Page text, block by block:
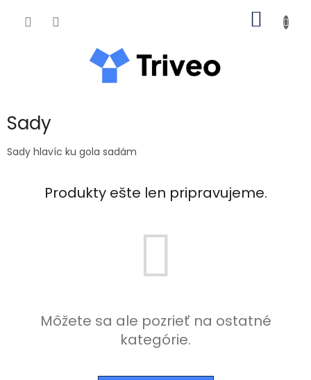
Sady
Sady hlavíc ku gola sadám
Produkty ešte len pripravujeme.
Môžete sa ale pozrieť na ostatné
kategórie.